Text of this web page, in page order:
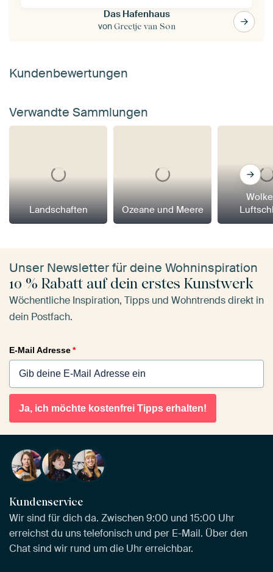
Das Hafenhaus
vonGreetje van Son
Kundenbewertungen
Verwandte Sammlungen
Landschaften Ozeane und Meere
Unser Newsletter für deine Wohninspiration
10 % Rabatt auf dein erstes Kunstwerk
Wöchentliche Inspiration, Tipps und Wohntrends direkt in
dein Postfach.
E-Mail Adresse*
Ja, ich möchte kostenfrei Tipps erhalten!
Kundenservice
Wir sind für dich da. Zwischen 9:00 und 15:00 Uhr
erreichst du uns telefonisch und per E-Mail. Über den
Chat sind wir rund um die Uhr erreichbar.